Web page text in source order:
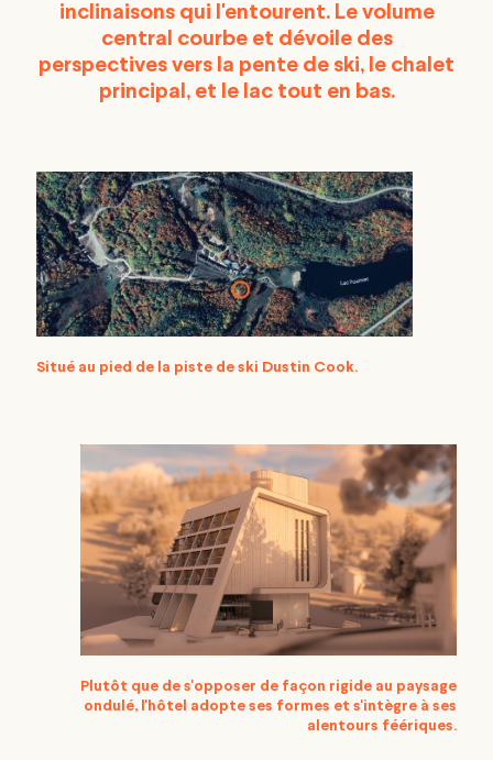
inclinaisons qui l'entourent. Le volume
central courbe et dévoile des
perspectives vers la pente de ski, le chalet
principal, et le lac tout en bas.
Situé au pied de la piste de ski Dustin Cook.
Plutôt que de s'opposer de façon rigide au paysage
ondulé, l'hôtel adopte ses formes et s'intègre à ses
alentours féériques.